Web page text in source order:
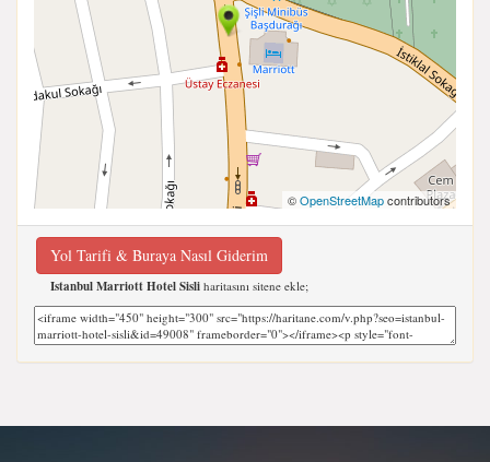
©OpenStreetMapcontributors
Yol Tarifi & Buraya Nasıl Giderim
Istanbul Marriott Hotel Sisli haritasını sitene ekle;